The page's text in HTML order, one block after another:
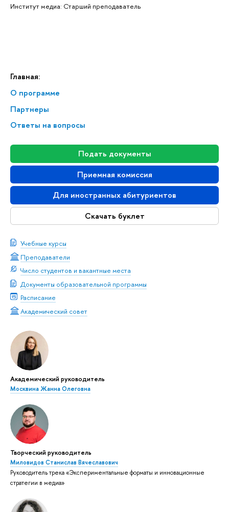
Главная:
О программе
Партнеры
Ответы на вопросы
Подать документы
Приемная комиссия
Для иностранных абитуриентов
Скачать буклет
Учебные курсы
Преподаватели
Число студентов и вакантные места
Документы образовательной программы
Расписание
Академический совет
Академический руководитель
Москвина Жанна Олеговна
Творческий руководитель
Миловидов Станислав Вячеславович
Руководитель трека «Экспериментальные форматы и инновационные
стратегии в медиа»
Институт медиа: Старший преподаватель